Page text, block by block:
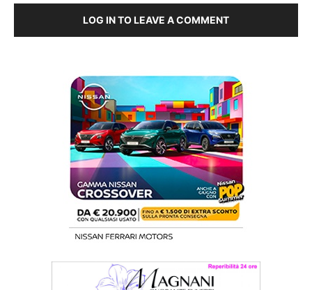
LOG IN TO LEAVE A COMMENT